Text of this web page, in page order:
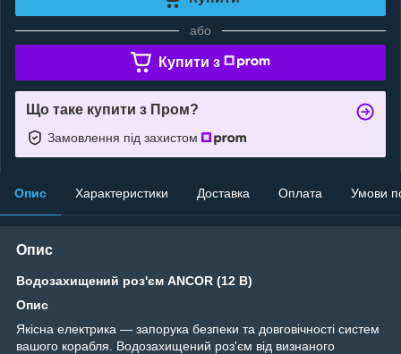
або
Купити з
Що таке купити з Пром?
Замовлення під захистом
Опис Характеристики Доставка Оплата Умови
Опис
Водозахищений роз'єм ANCOR (12 В)
Опис
Якісна електрика — запорука безпеки та довговічності систем
вашого корабля. Водозахищений роз'єм від визнаного